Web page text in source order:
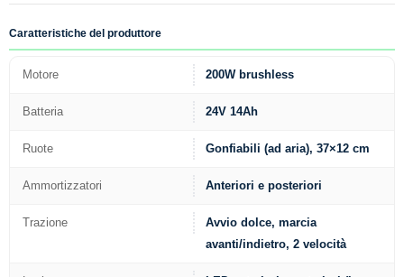
Caratteristiche del produttore
Motore 200W brushless
Batteria 24V 14Ah
Ruote Gonfiabili (ad aria), 37×12 cm
Ammortizzatori Anteriori e posteriori
Trazione
Avvio dolce, marcia
avanti/indietro, 2 velocità